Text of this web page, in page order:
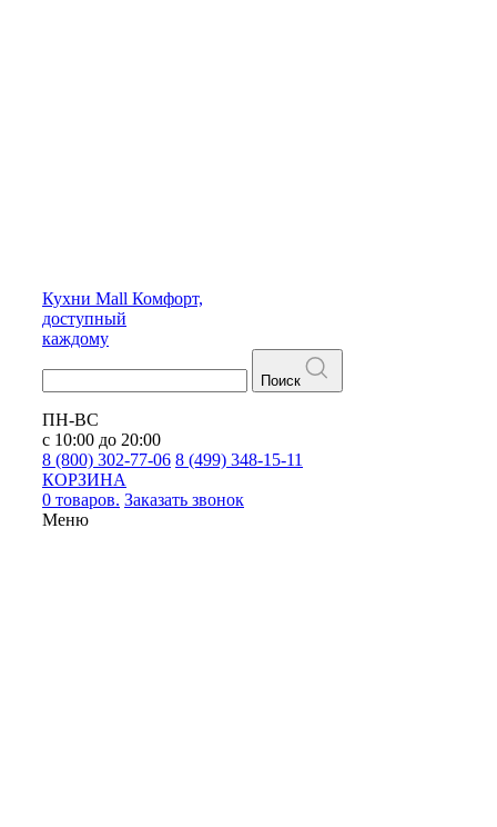
Кухни Mall Комфорт,
доступный
каждому
Поиск
ПН-ВС
с 10:00 до 20:00
8 (800) 302-77-06 8 (499) 348-15-11
КОРЗИНА
0 товаров. Заказать звонок
Меню